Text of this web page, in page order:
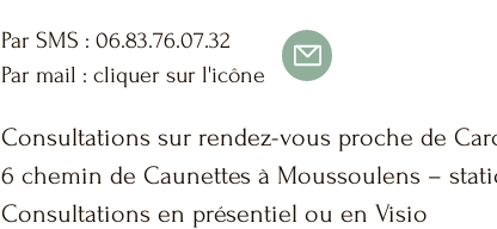
Par SMS : 06.83.76.07.32
Par mail : cliquer sur l'icône
Consultations sur rendez-vous proche de
6 chemin de Caunettes à Moussoulens –
Consultations en présentiel ou en Visio